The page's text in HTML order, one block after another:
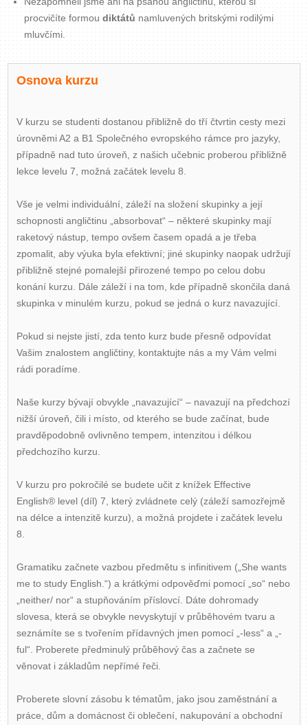
procvičíte formoudiktátů namluvených britskými rodilými
mluvčími.
Osnova kurzu
V kurzu se studenti dostanou přibližně do tří čtvrtin cesty mezi
úrovněmi A2 a B1 Společného evropského rámce pro jazyky,
případně nad tuto úroveň, z našich učebnic proberou přibližně
lekce levelu 7, možná začátek levelu 8.
Vše je velmi individuální, záleží na složení skupinky a její
schopnosti angličtinu „absorbovat“ – některé skupinky mají
raketový nástup, tempo ovšem časem opadá a je třeba
zpomalit, aby výuka byla efektivní; jiné skupinky naopak udržují
přibližně stejné pomalejší přirozené tempo po celou dobu
konání kurzu. Dále záleží i na tom, kde případně skončila daná
skupinka v minulém kurzu, pokud se jedná o kurz navazující.
Pokud si nejste jistí, zda tento kurz bude přesně odpovídat
Vašim znalostem angličtiny, kontaktujte nás a my Vám velmi
rádi poradíme.
Naše kurzy bývají obvykle „navazující“ – navazují na předchozí
nižší úroveň, čili i místo, od kterého se bude začínat, bude
pravděpodobně ovlivněno tempem, intenzitou i délkou
předchozího kurzu.
V kurzu pro pokročilé se budete učit z knížek Effective
English® level (díl) 7, který zvládnete celý (záleží samozřejmě
na délce a intenzitě kurzu), a možná projdete i začátek levelu
8.
Gramatiku začnete vazbou předmětu s infinitivem („She wants
me to study English.“) a krátkými odpověďmi pomocí „so“ nebo
„neither/ nor“ a stupňováním příslovcí. Dáte dohromady
slovesa, která se obvykle nevyskytují v průběhovém tvaru a
seznámíte se s tvořením přídavných jmen pomocí „-less“ a „-
ful“. Proberete předminulý průběhový čas a začnete se
věnovat i základům nepřímé řeči.
Proberete slovní zásobu k tématům, jako jsou zaměstnání a
práce, dům a domácnost či oblečení, nakupování a obchodní